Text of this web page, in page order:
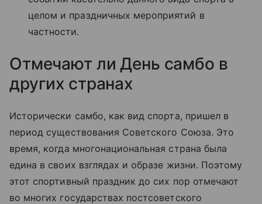
целом и праздничных мероприятий в
частности.
Отмечают ли День самбо в
других странах
Исторически самбо, как вид спорта, пришел в
период существования Советского Союза. Это
время, когда многонациональная страна была
едина в своих взглядах и образе жизни. Поэтому
этот спортивный праздник до сих пор отмечают
во многих государствах постсоветского